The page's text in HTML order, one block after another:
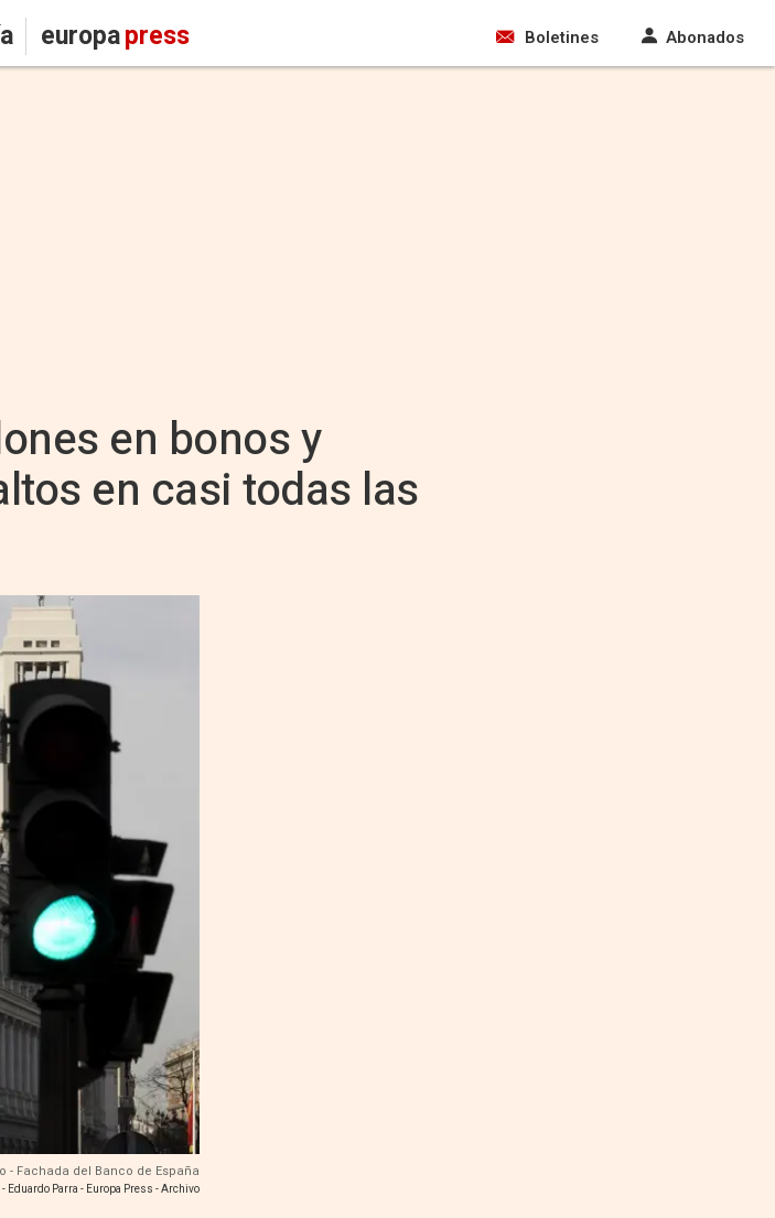
europapress Boletines Abonados
en bonos y
en casi todas las
- Fachada del Banco de España
- Eduardo Parra - Europa Press - Archivo